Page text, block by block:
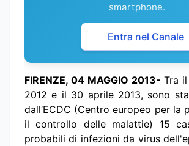
smartphone.
Entra nel Canale
FIRENZE, 04 MAGGIO 2013- Tra
2012 e il 30 aprile 2013, sono
dall’ECDC (Centro europeo per la
il controllo delle malattie) 15
probabili di infezioni da virus